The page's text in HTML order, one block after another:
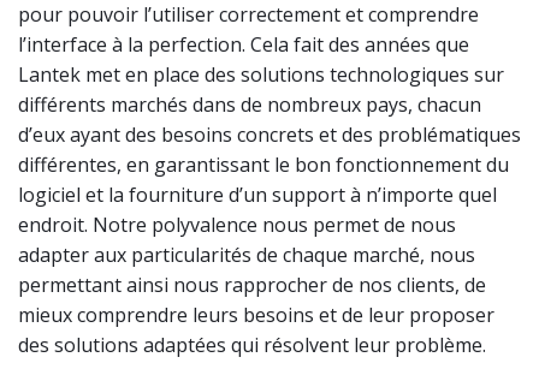
pour pouvoir l’utiliser correctement et comprendre
l’interface à la perfection. Cela fait des années que
Lantek met en place des solutions technologiques sur
différents marchés dans de nombreux pays, chacun
d’eux ayant des besoins concrets et des problématiques
différentes, en garantissant le bon fonctionnement du
logiciel et la fourniture d’un support à n’importe quel
endroit. Notre polyvalence nous permet de nous
adapter aux particularités de chaque marché, nous
permettant ainsi nous rapprocher de nos clients, de
mieux comprendre leurs besoins et de leur proposer
des solutions adaptées qui résolvent leur problème.